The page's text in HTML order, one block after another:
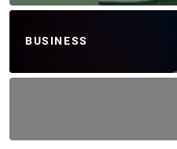
BUSINESS